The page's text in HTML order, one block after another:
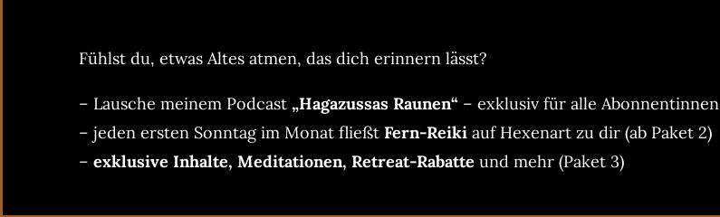
Fühlst du, etwas Altes atmen, das dich erinnern lässt?
– Lausche meinem Podcast „Hagazussas Raunen“ – exklusiv für alle Abonnentinnen
– jeden ersten Sonntag im Monat fließt Fern-Reikiauf Hexenart zu dir (ab Paket 2)
– exklusive Inhalte, Meditationen, Retreat-Rabatte und mehr (Paket 3)